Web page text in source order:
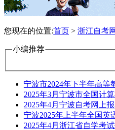
您现在的位置:首页 > 浙江自考网
小编推荐
宁波市2024年下半年高等
2025年3月宁波市全国计
2025年4月宁波自考网上
宁波2025年上半年全国英
2025年4月浙江省自学考